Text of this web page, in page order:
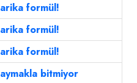
formül!
formül!
formül!
bitmiyor